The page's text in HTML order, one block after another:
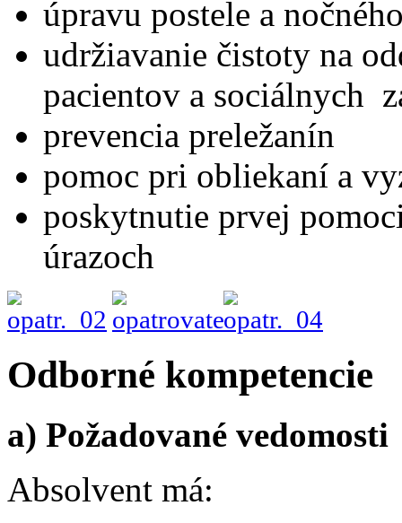
úpravu postele a
udržiavanie čistoty na
pacientov a sociálnych
prevencia preležanín
pomoc pri obliekaní a
poskytnutie prvej
úrazoch
Odborné kompetencie
a) Požadované vedomosti
Absolvent má: